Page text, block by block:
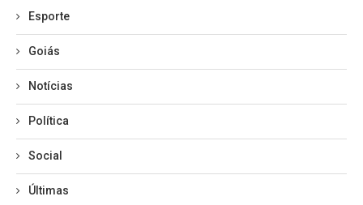
Esporte
Goiás
Notícias
Política
Social
Últimas